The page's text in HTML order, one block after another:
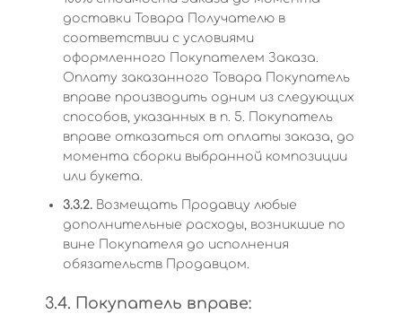
доставки Товара Получателю в
соответствии с условиями
оформленного Покупателем Заказа.
Оплату заказанного Товара Покупатель
вправе производить одним из следующих
способов, указанных в п. 5. Покупатель
вправе отказаться от оплаты заказа, до
момента сборки выбранной композиции
или букета.
3.3.2. Возмещать Продавцу любые
дополнительные расходы, возникшие по
вине Покупателя до исполнения
обязательств Продавцом.
3.4. Покупатель вправе: